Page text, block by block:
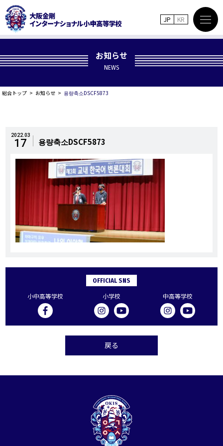
お知らせ
NEWS
総合トップ お知らせ 용량축소DSCF5873
JP KR
2022.03
17 용량축소DSCF5873
OFFICIAL SNS
小中高等学校 小学校 中高等学校
戻る